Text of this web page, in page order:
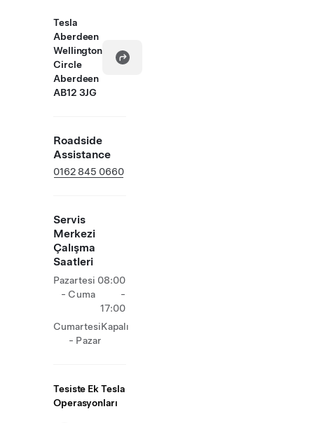
Tesla
Aberdeen
Wellington
Circle
Aberdeen
AB12 3JG
Roadside
Assistance
0162 845 0660
Servis
Merkezi
Çalışma
Saatleri
Pazartesi
- Cuma
08:00
-
17:00
Cumartesi
- Pazar
Kapalı
Tesiste Ek Tesla
Operasyonları